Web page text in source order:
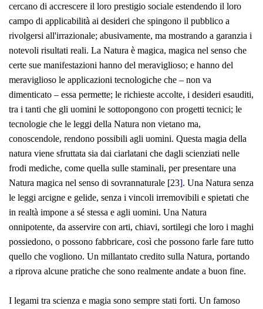
cercano di accrescere il loro prestigio sociale estendendo il loro
campo di applicabilità ai desideri che spingono il pubblico a
rivolgersi all'irrazionale; abusivamente, ma mostrando a garanzia i
notevoli risultati reali. La Natura è magica, magica nel senso che
certe sue manifestazioni hanno del meraviglioso; e hanno del
meraviglioso le applicazioni tecnologiche che – non va
dimenticato – essa permette; le richieste accolte, i desideri esauditi,
tra i tanti che gli uomini le sottopongono con progetti tecnici; le
tecnologie che le leggi della Natura non vietano ma,
conoscendole, rendono possibili agli uomini. Questa magia della
natura viene sfruttata sia dai ciarlatani che dagli scienziati nelle
frodi mediche, come quella sulle staminali, per presentare una
Natura magica nel senso di sovrannaturale [23]. Una Natura senza
le leggi arcigne e gelide, senza i vincoli irremovibili e spietati che
in realtà impone a sé stessa e agli uomini. Una Natura
onnipotente, da asservire con arti, chiavi, sortilegi che loro i maghi
possiedono, o possono fabbricare, così che possono farle fare tutto
quello che vogliono. Un millantato credito sulla Natura, portando
a riprova alcune pratiche che sono realmente andate a buon fine.
I legami tra scienza e magia sono sempre stati forti. Un famoso